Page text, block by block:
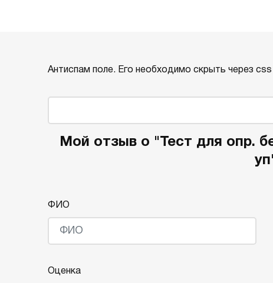
Антиспам поле. Его необходимо скрыть через css
Мой отзыв о "Тест для опр.
ФИО
Оценка